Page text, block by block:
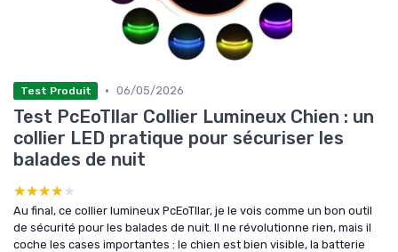
Test Produit • 06/05/2026
Test PcEoTllar Collier Lumineux Chien : un
collier LED pratique pour sécuriser les
balades de nuit
★★★★★
★★★★★
Au final, ce collier lumineux PcEoTllar, je le vois comme un bon outil
de sécurité pour les balades de nuit. Il ne révolutionne rien, mais il
coche les cases importantes : le chien est bien visible, la batterie